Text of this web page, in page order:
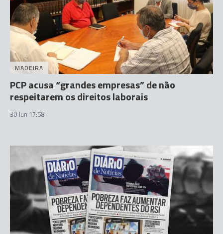
MADEIRA
PCP acusa “grandes empresas” de não
respeitarem os direitos laborais
30 Jun 17:58